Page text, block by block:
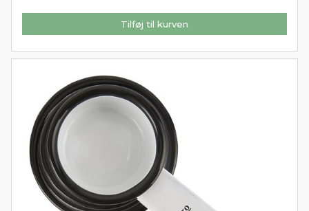
Tilføj til kurven